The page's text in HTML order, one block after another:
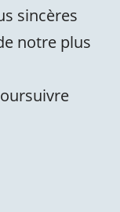
sincères
notre plus